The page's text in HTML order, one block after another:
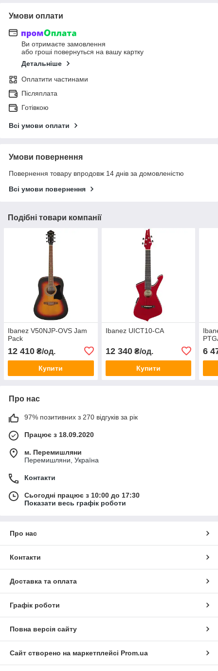
Умови оплати
Ви отримаєте замовлення
або гроші повернуться на вашу картку
Детальніше
Оплатити частинами
Післяплата
Готівкою
Всі умови оплати
Умови повернення
Повернення товару впродовж 14 днів за домовленістю
Всі умови повернення
Подібні товари компанії
Ibanez V50NJP-OVS Jam
Pack
12 410 ₴/од.
Купити
Ibanez UICT10-CA
12 340₴/од.
Купити
6
Про нас
97% позитивних з 270 відгуків за рік
Працює з 18.09.2020
м. Перемишляни
Перемишляни, Україна
Контакти
Сьогодні працює з 10:00 до 17:30
Показати весь графік роботи
Про нас
Контакти
Доставка та оплата
Графік роботи
Повна версія сайту
Сайт створено на маркетплейсі Prom.ua